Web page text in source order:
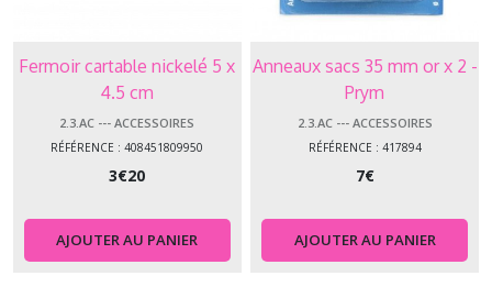
Fermoir cartable nickelé 5 x
4.5 cm
2.3.AC --- ACCESSOIRES
RÉFÉRENCE : 408451809950
3€20
AJOUTER AU PANIER
Anneaux sacs 35 mm or x 2 -
Prym
2.3.AC --- ACCESSOIRES
RÉFÉRENCE : 417894
7€
AJOUTER AU PANIER